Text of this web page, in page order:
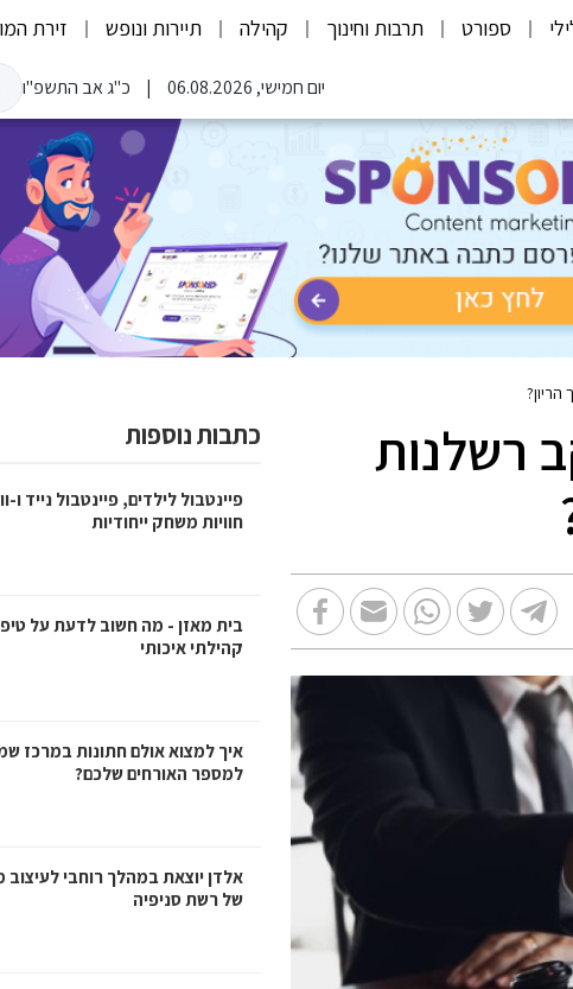
ספורט תרבות וחינוך קהילה תיירות ונופש זירת
יום חמישי, 06.08.2026 כ"ג אב התשפ"ו
רשלנות
כתבות נוספות
פיינטבול לילדים, פיינטבול נייד ו-
חוויות משחק ייחודיות
בית מאזן - מה חשוב לדעת על
קהילתי איכותי
איך למצוא אולם חתונות במרכז
למספר האורחים שלכם?
אלדן יוצאת במהלך רוחבי
של רשת סניפיה